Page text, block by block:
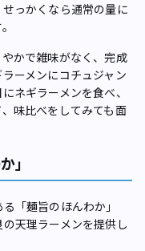
っかくなら通常の量に
かで雑味がなく、完成
ーメンにコチュジャン
ネギラーメンを食べ、
味比べをしてみても面
」
「麺旨のほんわか」
天理ラーメンを提供し